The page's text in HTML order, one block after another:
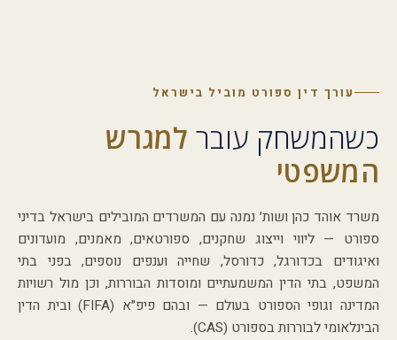
עורך דין ספורט מוביל בישראל
כשהמשחק עובר למגרש
המשפטי
משרד אוהד כהן ושות׳ נמנה עם המשרדים המובילים בישראל בדיני
ספורט — ליווי וייצוג שחקנים, ספורטאים, מאמנים, מועדונים
ואיגודים בכדורגל, כדורסל, שחייה וענפים נוספים, בפני בתי
המשפט, בתי הדין המשמעתיים ומוסדות הבוררות, וכן מול רשויות
המדינה וגופי הספורט בעולם — ובהם פיפ״א (FIFA) ובית הדין
הבינלאומי לבוררות בספורט (CAS).